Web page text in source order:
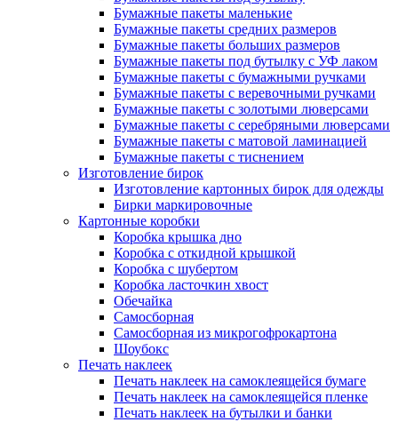
Бумажные пакеты маленькие
Бумажные пакеты средних размеров
Бумажные пакеты больших размеров
Бумажные пакеты под бутылку с УФ лаком
Бумажные пакеты с бумажными ручками
Бумажные пакеты с веревочными ручками
Бумажные пакеты с золотыми люверсами
Бумажные пакеты с серебряными люверсами
Бумажные пакеты с матовой ламинацией
Бумажные пакеты с тиснением
Изготовление бирок
Изготовление картонных бирок для одежды
Бирки маркировочные
Картонные коробки
Коробка крышка дно
Коробка с откидной крышкой
Коробка с шубертом
Коробка ласточкин хвост
Обечайка
Самосборная
Самосборная из микрогофрокартона
Шоубокс
Печать наклеек
Печать наклеек на самоклеящейся бумаге
Печать наклеек на самоклеящейся пленке
Печать наклеек на бутылки и банки